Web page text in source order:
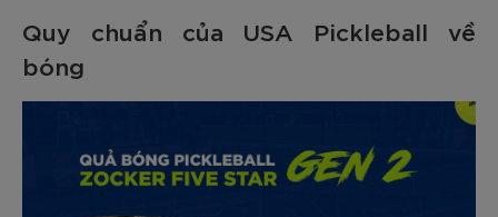
Quy chuẩn của USA Pickleball về
bóng